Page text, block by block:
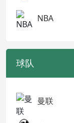
NBA
球队
曼联